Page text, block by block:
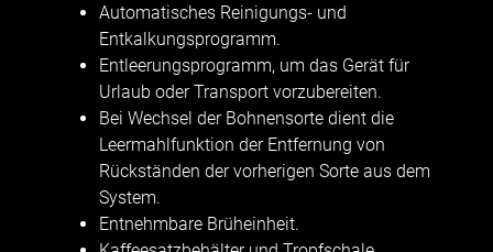
Automatisches Reinigungs- und
Entkalkungsprogramm.
Entleerungsprogramm, um das Gerät für
Urlaub oder Transport vorzubereiten.
Bei Wechsel der Bohnensorte dient die
Leermahlfunktion der Entfernung von
Rückständen der vorherigen Sorte aus dem
System.
Entnehmbare Brüheinheit.